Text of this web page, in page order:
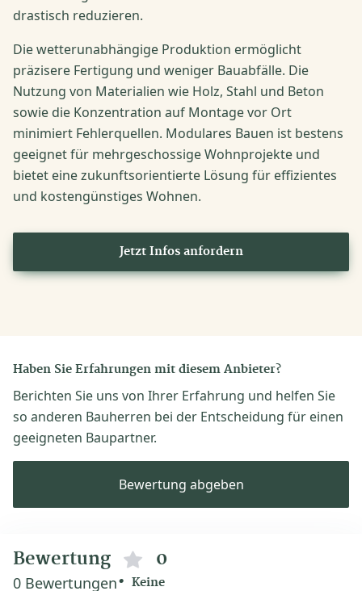
drastisch reduzieren.
Die wetterunabhängige Produktion ermöglicht
präzisere Fertigung und weniger Bauabfälle. Die
Nutzung von Materialien wie Holz, Stahl und Beton
sowie die Konzentration auf Montage vor Ort
minimiert Fehlerquellen. Modulares Bauen ist bestens
geeignet für mehrgeschossige Wohnprojekte und
bietet eine zukunftsorientierte Lösung für effizientes
und kostengünstiges Wohnen.
Jetzt Infos anfordern
Haben Sie Erfahrungen mit diesem Anbieter?
Berichten Sie uns von Ihrer Erfahrung und helfen Sie
so anderen Bauherren bei der Entscheidung für einen
geeigneten Baupartner.
Bewertung abgeben
Bewertung 0
0 Bewertungen Keine